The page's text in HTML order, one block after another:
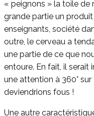
« peignons » la toile de
grande partie un
enseignants, société
outre, le cerveau a
une partie de ce que
entoure. En fait, il serait
une attention à 360°
deviendrions fous !
Une autre